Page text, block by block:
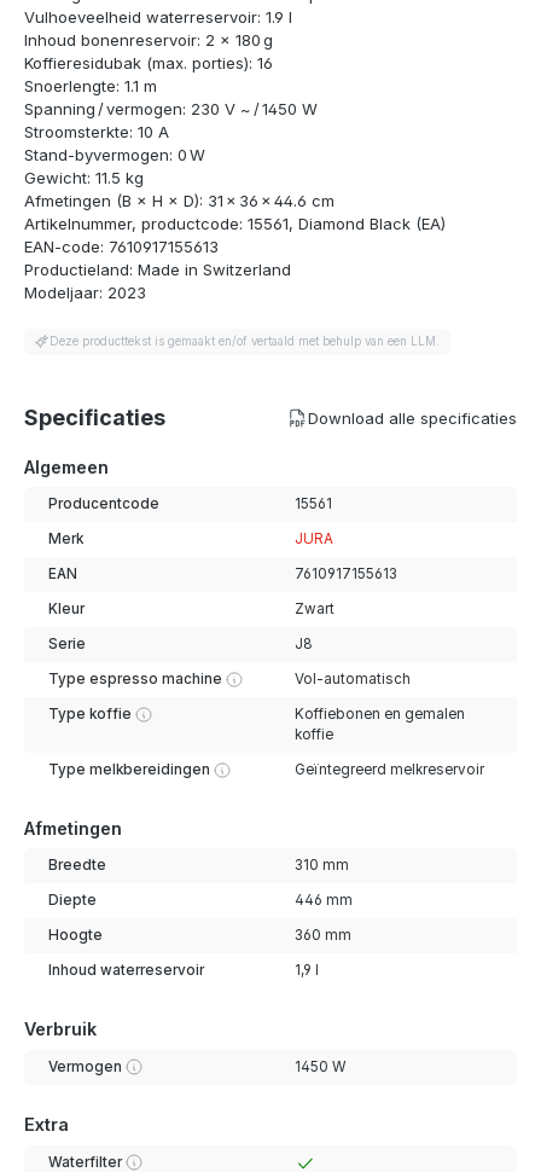
Vulhoeveelheid waterreservoir: 1.9 l
Inhoud bonenreservoir: 2 × 180 g
Koffieresidubak (max. porties): 16
Snoerlengte: 1.1 m
Spanning / vermogen: 230 V ~ / 1450 W
Stroomsterkte: 10 A
Stand-byvermogen: 0 W
Gewicht: 11.5 kg
Afmetingen (B × H × D): 31 × 36 × 44.6 cm
Artikelnummer, productcode: 15561, Diamond Black (EA)
EAN-code: 7610917155613
Productieland: Made in Switzerland
Modeljaar: 2023
Deze producttekst is gemaakt en/of vertaald met behulp van een LLM.
Specificaties Download alle specificaties
Algemeen
Producentcode 15561
Merk JURA
EAN 7610917155613
Kleur Zwart
Serie J8
Type espresso machine Vol-automatisch
Type koffie
Koffiebonen en gemalen
koffie
Type melkbereidingen Geïntegreerd melkreservoir
Afmetingen
Breedte 310 mm
Diepte 446 mm
Hoogte 360 mm
Inhoud waterreservoir 1,9 l
Verbruik
Vermogen 1450 W
Extra
Waterfilter